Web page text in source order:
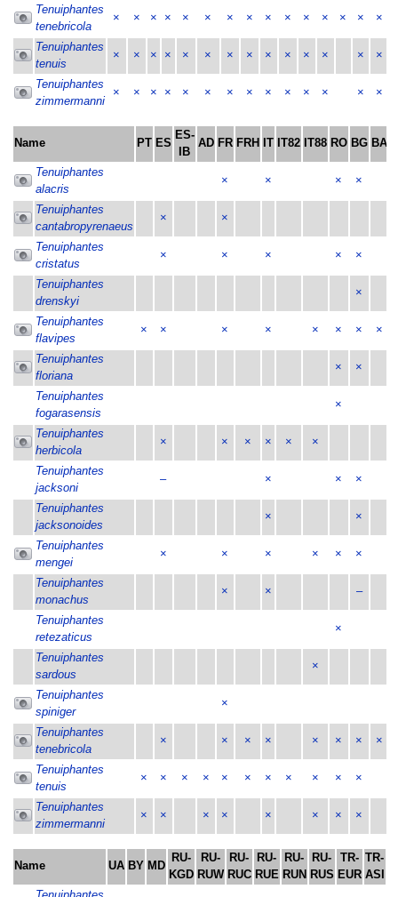
Tenuiphantes
tenebricola
× × × × × × × × × × × × × × ×
Tenuiphantes
tenuis
× × × × × × × × × × × × × ×
Tenuiphantes
zimmermanni
× × × × × × × × × × × × × ×
Name PT ES
ES-
IB
AD FR FRH IT IT82 IT88 RO BG BA
Tenuiphantes
alacris
× × × ×
Tenuiphantes
cantabropyrenaeus
× ×
Tenuiphantes
cristatus
× × × × ×
Tenuiphantes
drenskyi
×
Tenuiphantes
flavipes
× × × × × × × ×
Tenuiphantes
floriana
× ×
Tenuiphantes
fogarasensis
×
Tenuiphantes
herbicola
× × × × × ×
Tenuiphantes
jacksoni
– × × ×
Tenuiphantes
jacksonoides
× ×
Tenuiphantes
mengei
× × × × × ×
Tenuiphantes
monachus
× × –
Tenuiphantes
retezaticus
×
Tenuiphantes
sardous
×
Tenuiphantes
spiniger
×
Tenuiphantes
tenebricola
× × × × × × × ×
Tenuiphantes
tenuis
× × × × × × × × × × ×
Tenuiphantes
zimmermanni
× × × × × × × ×
Name UA BY MD
RU-
KGD
RU-
RUW
RU-
RUC
RU-
RUE
RU-
RUN
RU-
RUS
TR-
EUR
TR-
ASI